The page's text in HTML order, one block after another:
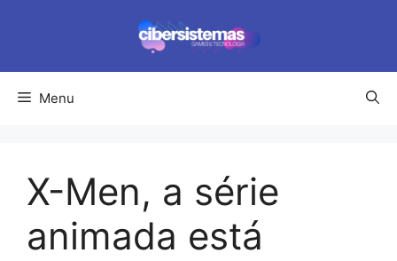
conteúdo
Menu
X-Men, a série
animada está